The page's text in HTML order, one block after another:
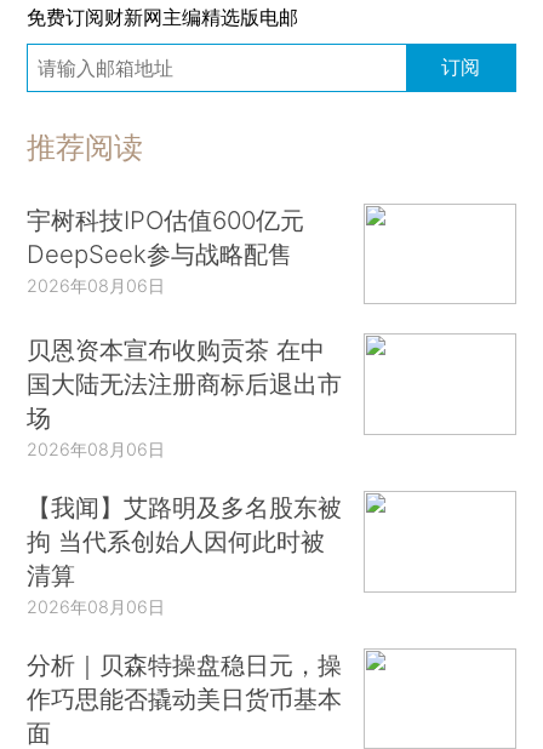
免费订阅财新网主编精选版电邮
订阅
推荐阅读
宇树科技IPO估值600亿元
DeepSeek参与战略配售
2026年08月06日
贝恩资本宣布收购贡茶 在中
国大陆无法注册商标后退出市
场
2026年08月06日
【我闻】艾路明及多名股东被
拘 当代系创始人因何此时被
清算
2026年08月06日
分析｜贝森特操盘稳日元，操
作巧思能否撬动美日货币基本
面